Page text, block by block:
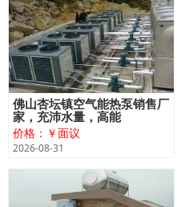
佛山杏坛镇空气能热泵销售厂
家，充沛水量，高能
价格：￥面议
2026-08-31